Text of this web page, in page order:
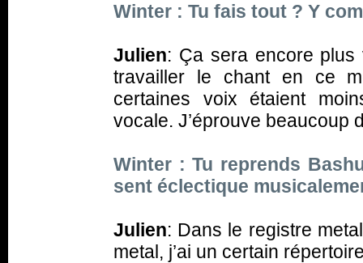
Winter : Tu fais tout ? Y
Julien: Ça sera encore
travailler le chant en ce
certaines voix étaient
vocale. J’éprouve beaucoup
Winter : Tu reprends
sent éclectique
Julien: Dans le registre
metal, j’ai un certain